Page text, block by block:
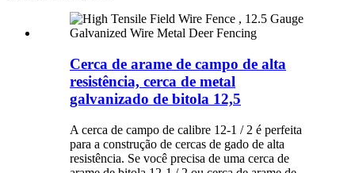
Cerca de arame de campo de alta
resistência, cerca de metal
galvanizado de bitola 12,5
A cerca de campo de calibre 12-1 / 2 é perfeita
para a construção de cercas de gado de alta
resistência. Se você precisa de uma cerca de